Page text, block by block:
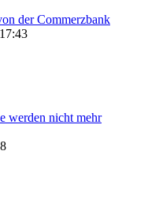
der Commerzbank
werden nicht mehr